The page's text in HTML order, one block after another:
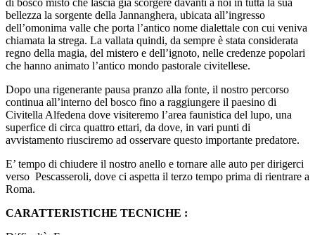
bellezza la sorgente della Jannanghera, ubicata all’ingresso
dell’omonima valle che porta l’antico nome dialettale con cui veniva
chiamata la strega. La vallata quindi, da sempre è stata considerata
regno della magia, del mistero e dell’ignoto, nelle credenze popolari
che hanno animato l’antico mondo pastorale civitellese.
Dopo una rigenerante pausa pranzo alla fonte, il nostro percorso
continua all’interno del bosco fino a raggiungere il paesino di
Civitella Alfedena dove visiteremo l’area faunistica del lupo, una
superfice di circa quattro ettari, da dove, in vari punti di
avvistamento riusciremo ad osservare questo importante predatore.
E’ tempo di chiudere il nostro anello e tornare alle auto per dirigerci
verso Pescasseroli, dove ci aspetta il terzo tempo prima di rientrare a
Roma.
CARATTERISTICHE TECNICHE :